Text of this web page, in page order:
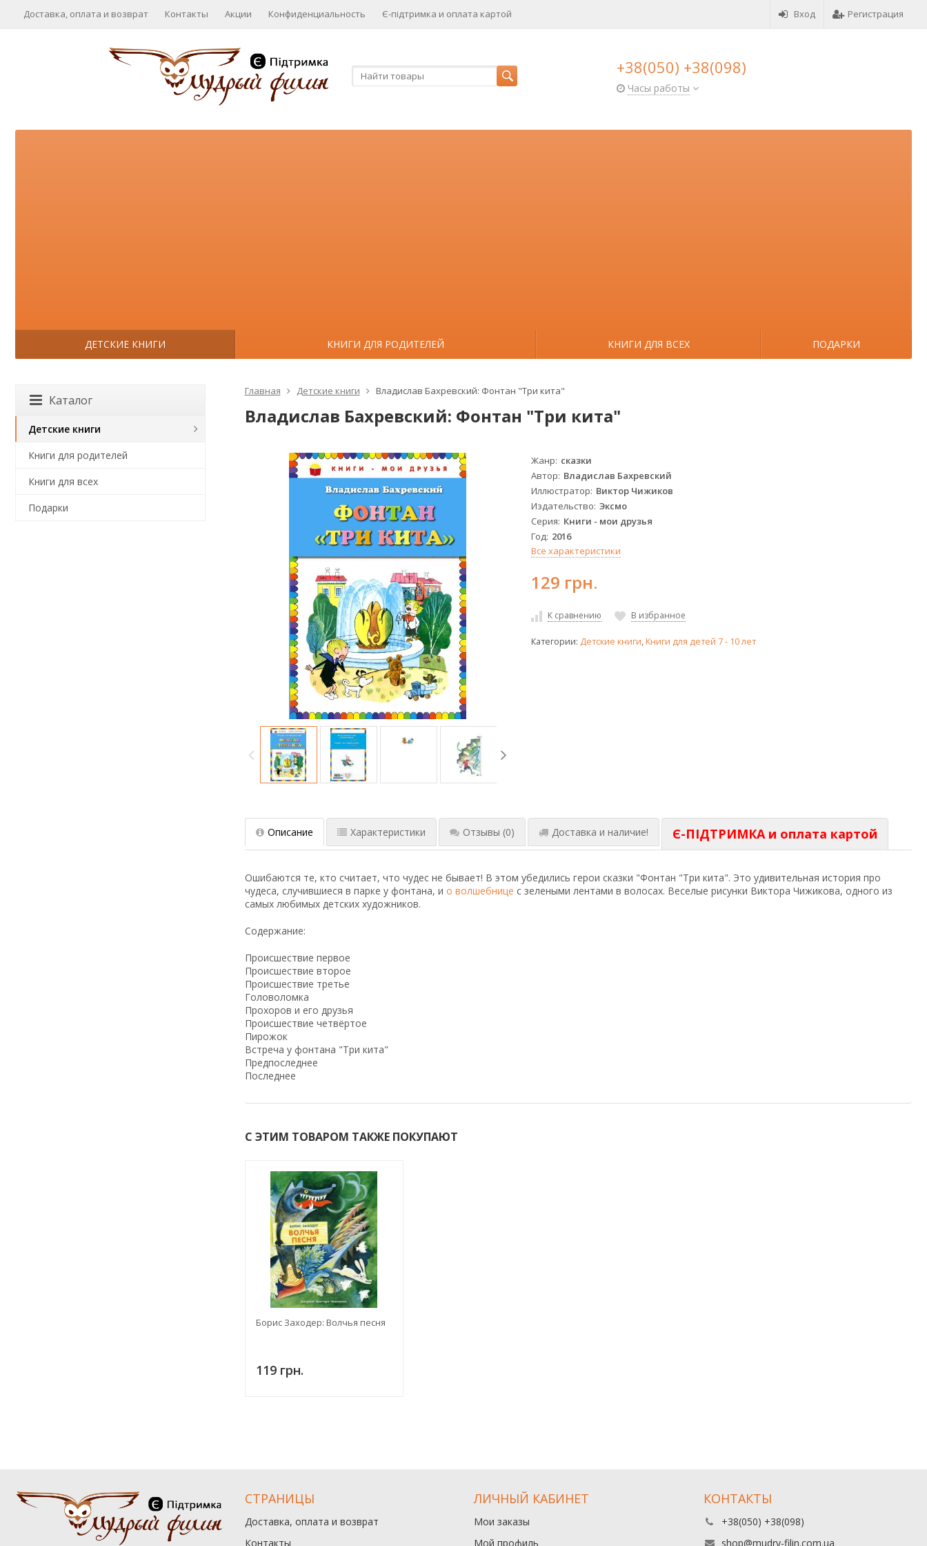
Вход Регистрация
Доставка, оплата и возврат Контакты Акции Конфиденциальность Є-підтримка и оплата картой
+38(050) +38(098)
Часы работы
ДЕТСКИЕ КНИГИ КНИГИ ДЛЯ РОДИТЕЛЕЙ КНИГИ ДЛЯ ВСЕХ ПОДАРКИ
Главная Детские книги Владислав Бахревский: Фонтан "Три кита"
Владислав Бахревский: Фонтан "Три кита"
Жанр сказки
Автор Владислав Бахревский
Иллюстратор Виктор Чижиков
Издательство Эксмо
Серия Книги - мои друзья
Год 2016
Все характеристики
129 грн.
К сравнению В избранное
Категории: Детские книги,Книги для детей 7 - 10 лет
Описание Характеристики Отзывы (0) Доставка и наличие! Є-ПІДТРИМКА и оплата картой
Ошибаются те, кто считает, что чудес не бывает! В этом убедились герои сказки "Фонтан "Три кита". Это удивительная история про
чудеса, случившиеся в парке у фонтана, и о волшебнице с зелеными лентами в волосах. Веселые рисунки Виктора Чижикова, одного из
самых любимых детских художников.
Содержание:
Происшествие первое
Происшествие второе
Происшествие третье
Головоломка
Прохоров и его друзья
Происшествие четвёртое
Пирожок
Встреча у фонтана "Три кита"
Предпоследнее
Последнее
С ЭТИМ ТОВАРОМ ТАКЖЕ ПОКУПАЮТ
Борис Заходер: Волчья песня
119 грн.
Каталог
Детские книги
Книги для родителей
Книги для всех
Подарки
СТРАНИЦЫ
Доставка, оплата и возврат
Контакты
ЛИЧНЫЙ КАБИНЕТ
Мои заказы
Мой профиль
КОНТАКТЫ
+38(050) +38(098)
shop@mudry-filin.com.ua